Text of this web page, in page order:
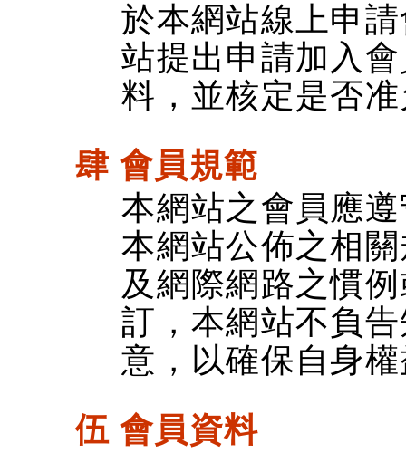
於本網站線上申
站提出申請加入
料，並核定是否
肆 會員規範
本網站之會員應
本網站公佈之相
及網際網路之慣
訂，本網站不負
意，以確保自身
伍 會員資料